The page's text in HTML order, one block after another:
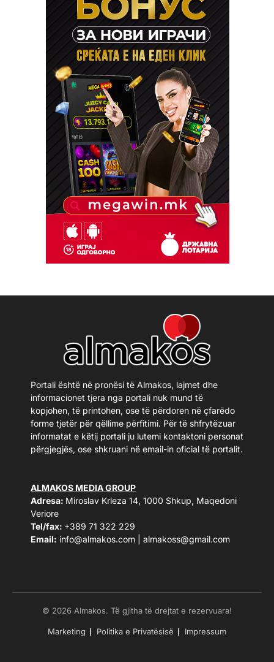
Portali është në pronësi të Almakos, lajmet dhe
informacionet tjera nga portali nuk mund të
kopjohen, të printohen, ose të përdoren në çfarëdo
forme tjetër për qëllime përfitimi. Për të shfrytëzuar
informatat e këtij portali ju lutemi kontaktoni personat
përgjegjës, ose shkruani në email-in oficial të portalit.
ALMAKOS MEDIA GROUP
Adresa: Miroslav Krleza 14, 1000 Shkup, Maqedoni
Veriore
Tel/fax: +389 71 322 229
Email: info@almakos.com almakoss@gmail.com
© 2026 Almakos. Të gjitha të drejtat e rezervuara!
Marketing Politika e Privatësisë Impressum